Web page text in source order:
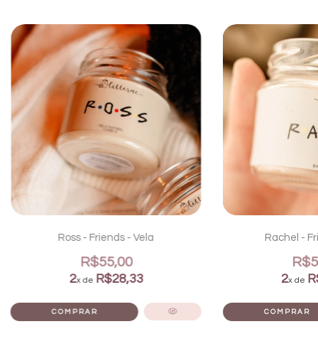
Ross - Friends - Vela
R$55,00
2x de R$28,33
Rachel -
2x de